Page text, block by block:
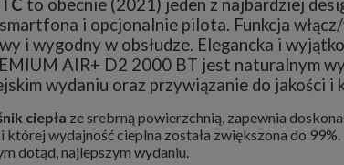
to obecnie (2021) jeden z najbardziej
i opcjonalnie pilota. Funkcja
i wygodny w obsłudze. Elegancka i
AIR+ D2 2000 BT jest naturalnym
wydaniu oraz przywiązanie do jakości i
ciepła ze srebrną powierzchnią, zapewnia
wydajność cieplna została zwiększona do
dotąd, najlepszym wydaniu.